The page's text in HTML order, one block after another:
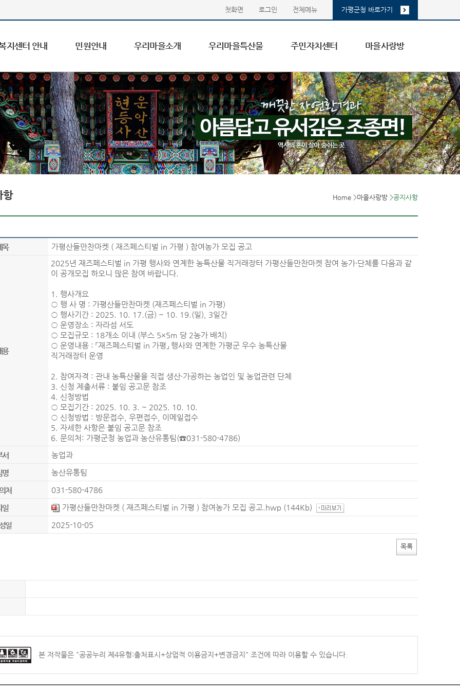
첫화면 로그인 전체메뉴 가평군청 바로가기
지센터 안내 민원안내 우리마을소개 우리마을특산물 주민자치센터 마을사랑방
항 Home >마을사랑방 >공지사항
목 가평산들만찬마켓 ( 재즈페스티벌 in 가평 ) 참여농가 모집 공고
용
2025년 재즈페스티벌 in 가평 행사와 연계한 농특산물 직거래장터 가평산들만찬마켓 참여 농가・단체를 다음과 같
이 공개모집 하오니 많은 참여 바랍니다.
1. 행사개요
○ 행 사 명 : 가평산들만찬마켓 (재즈페스티벌 in 가평)
○ 행사기간 : 2025. 10. 17.(금) ~ 10. 19.(일), 3일간
○ 운영장소 : 자라섬 서도
○ 모집규모 : 18개소 이내 (부스 5×5m 당 2농가 배치)
○ 운영내용 : 「재즈페스티벌 in 가평」 행사와 연계한 가평군 우수 농특산물
직거래장터 운영
2. 참여자격 : 관내 농특산물을 직접 생산・가공하는 농업인 및 농업관련 단체
3. 신청 제출서류 : 붙임 공고문 참조
4. 신청방법
○ 모집기간 : 2025. 10. 3. ~ 2025. 10. 10.
○ 신청방법 : 방문접수, 우편접수, 이메일접수
5. 자세한 사항은 붙임 공고문 참조
6. 문의처: 가평군청 농업과 농산유통팀(☎031-580-4786)
서
농업과
명 농산유통팀
처 031-580-4786
일 가평산들만찬마켓 ( 재즈페스티벌 in 가평 ) 참여농가 모집 공고.hwp (144Kb)
일 2025-10-05
목록
본 저작물은 "공공누리 제4유형:출처표시+상업적 이용금지+변경금지" 조건에 따라 이용할 수 있습니다.